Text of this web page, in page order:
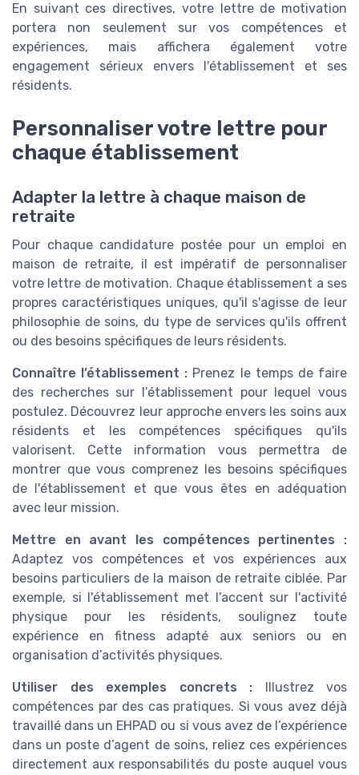
En suivant ces directives, votre lettre de motivation
portera non seulement sur vos compétences et
expériences, mais affichera également votre
engagement sérieux envers l'établissement et ses
résidents.
Personnaliser votre lettre pour
chaque établissement
Adapter la lettre à chaque maison de
retraite
Pour chaque candidature postée pour un emploi en
maison de retraite, il est impératif de personnaliser
votre lettre de motivation. Chaque établissement a ses
propres caractéristiques uniques, qu'il s'agisse de leur
philosophie de soins, du type de services qu'ils offrent
ou des besoins spécifiques de leurs résidents.
Connaître l’établissement : Prenez le temps de faire
des recherches sur l’établissement pour lequel vous
postulez. Découvrez leur approche envers les soins aux
résidents et les compétences spécifiques qu'ils
valorisent. Cette information vous permettra de
montrer que vous comprenez les besoins spécifiques
de l'établissement et que vous êtes en adéquation
avec leur mission.
Mettre en avant les compétences pertinentes :
Adaptez vos compétences et vos expériences aux
besoins particuliers de la maison de retraite ciblée. Par
exemple, si l'établissement met l'accent sur l'activité
physique pour les résidents, soulignez toute
expérience en fitness adapté aux seniors ou en
organisation d’activités physiques.
Utiliser des exemples concrets : Illustrez vos
compétences par des cas pratiques. Si vous avez déjà
travaillé dans un EHPAD ou si vous avez de l’expérience
dans un poste d’agent de soins, reliez ces expériences
directement aux responsabilités du poste auquel vous